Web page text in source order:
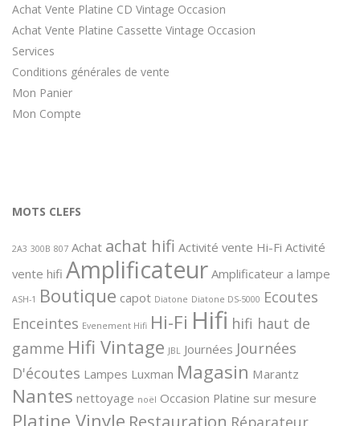
Achat Vente Platine CD Vintage Occasion
Achat Vente Platine Cassette Vintage Occasion
Services
Conditions générales de vente
Mon Panier
Mon Compte
MOTS CLEFS
2A3 300B 807 Achat achat hifi Activité vente Hi-Fi Activité
vente hifi Amplificateur Amplificateur a lampe
ASH-1 Boutique capot Diatone Diatone DS-5000 Ecoutes
Enceintes Evenement Hifi Hi-Fi Hifi hifi haut de
gamme Hifi Vintage JBL Journées Journées
D'écoutes Lampes Luxman Magasin Marantz
Nantes nettoyage noël Occasion Platine sur mesure
Platine Vinyle Restauration Réparateur